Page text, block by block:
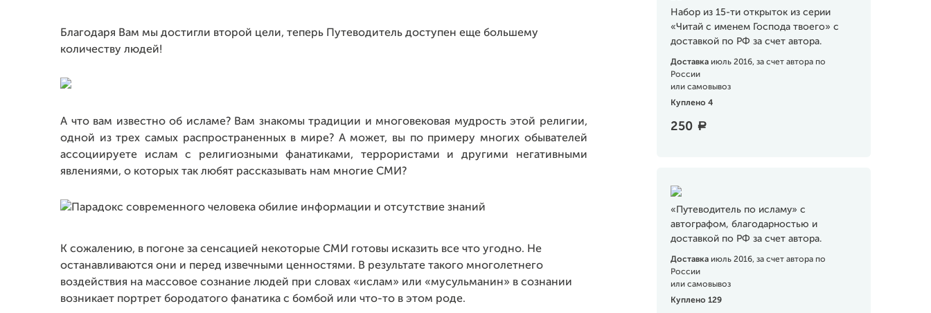
Набор из 15-ти открыток из серии
«Читай с именем Господа твоего» с
доставкой по РФ за счет автора.
Доставка июль 2016, за счет автора по
России
или самовывоз
Куплено 4
250 a
«Путеводитель по исламу» с
автографом, благодарностью и
доставкой по РФ за счет автора.
Доставка июль 2016, за счет автора по
России
или самовывоз
Куплено 129
Благодаря Вам мы достигли второй цели, теперь Путеводитель доступен еще большему
количеству людей!
А что вам известно об исламе? Вам знакомы традиции и многовековая мудрость этой религии,
одной из трех самых распространенных в мире? А может, вы по примеру многих обывателей
ассоциируете ислам с религиозными фанатиками, террористами и другими негативными
явлениями, о которых так любят рассказывать нам многие СМИ?
К сожалению, в погоне за сенсацией некоторые СМИ готовы исказить все что угодно. Не
останавливаются они и перед извечными ценностями. В результате такого многолетнего
воздействия на массовое сознание людей при словах «ислам» или «мусульманин» в сознании
возникает портрет бородатого фанатика с бомбой или что-то в этом роде.